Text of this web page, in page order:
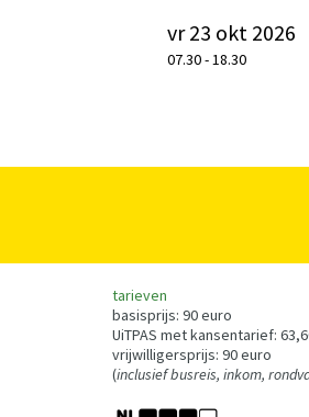
vr 23 okt 2026
07.30- 18.30
tarieven
basisprijs: 90 euro
UiTPAS met kansentarief:
vrijwilligersprijs: 90 euro
(inclusief busreis, inkom,